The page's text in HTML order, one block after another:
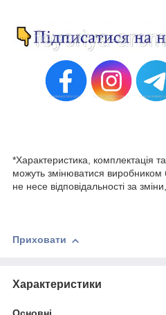
*Характеристика, комплектація
можуть змінюватися
не несе відповідальності за
Приховати
Характеристики